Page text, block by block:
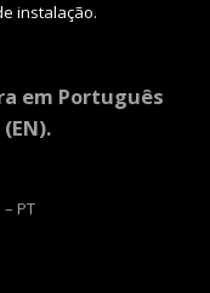
instalação.
em Português
PT